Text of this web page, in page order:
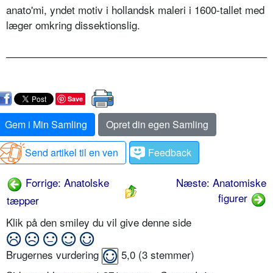
anato'mi, yndet motiv i hollandsk maleri i 1600-tallet med
læger omkring dissektionslig.
Save
Gem i Min Samling
Opret din egen Samling
Send artikel til en ven
Feedback
Forrige: Anatolske
tæpper
Næste: Anatomiske
figurer
Klik på den smiley du vil give denne side
Brugernes vurdering 5,0 (3 stemmer)